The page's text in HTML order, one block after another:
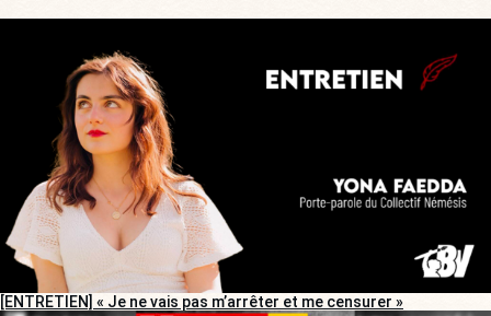
[ENTRETIEN] « Je ne vais pas m’arrêter et me censurer »